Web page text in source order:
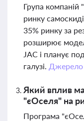
Група
ринку
35% ринку за
розширює
JAC і планує
галузі. Джерело
Який вплив
"єОселя" на
Програма